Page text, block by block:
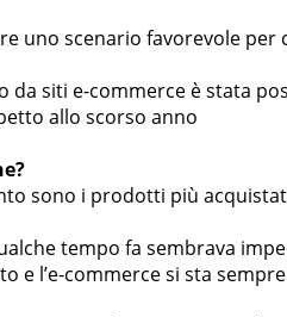
uno scenario favorevole
da siti e-commerce è stata
allo scorso anno
sono i prodotti più
tempo fa sembrava
e l’e-commerce si sta